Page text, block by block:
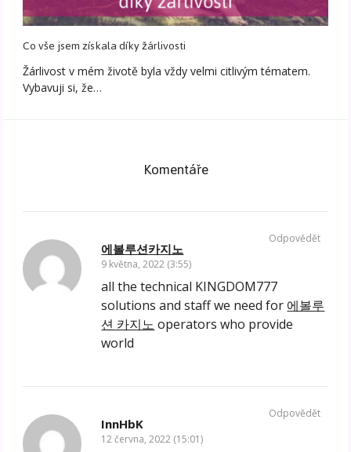
Co vše jsem získala díky žárlivosti
Žárlivost v mém životě byla vždy velmi citlivým tématem.
Vybavuji si, že…
Komentáře
에볼루션카지노
9 května, 2022 (3:55)
all the technical KINGDOM777
solutions and staff we need for 에볼루
션 카지노 operators who provide
world
Odpovědět
InnHbK
12 června, 2022 (15:01)
Odpovědět